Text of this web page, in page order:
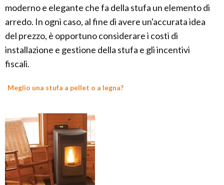
moderno e elegante che fa della stufa un elemento di
arredo. In ogni caso, al fine di avere un'accurata idea
del prezzo, è opportuno considerare i costi di
installazione e gestione della stufa e gli incentivi
fiscali.
Meglio una stufa a pellet o a legna?